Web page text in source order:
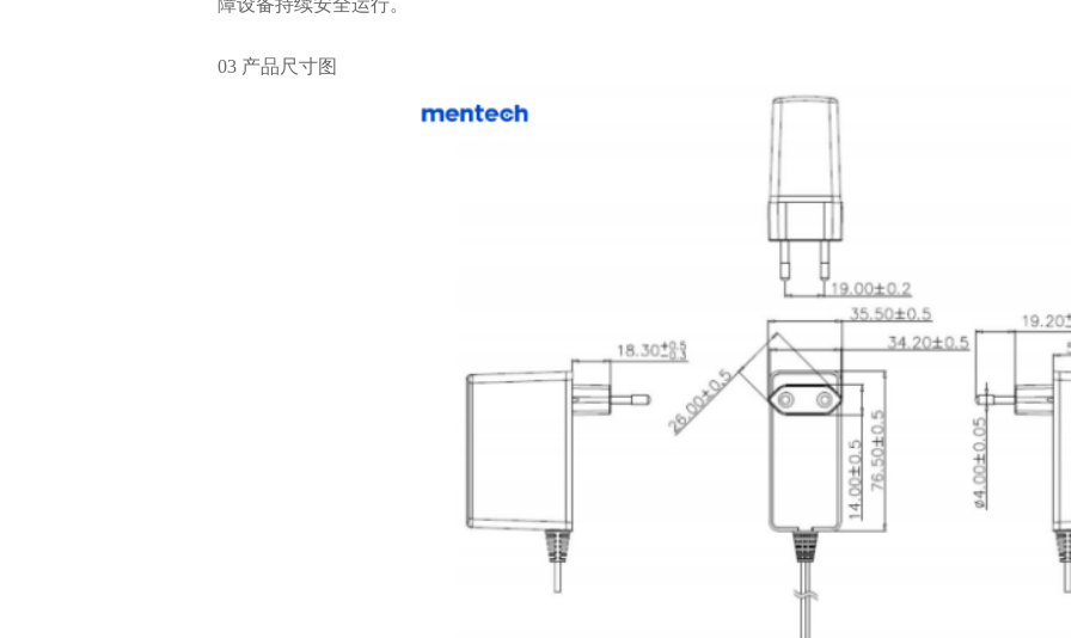
障设备持续安全运行。
03 产品尺寸图